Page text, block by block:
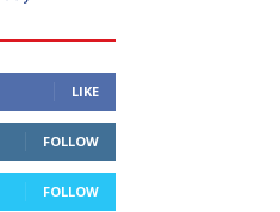
LIKE
FOLLOW
FOLLOW